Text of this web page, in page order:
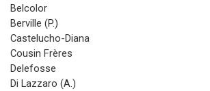
Belcolor
Berville (P.)
Castelucho-Diana
Cousin Frères
Delefosse
Di Lazzaro (A.)